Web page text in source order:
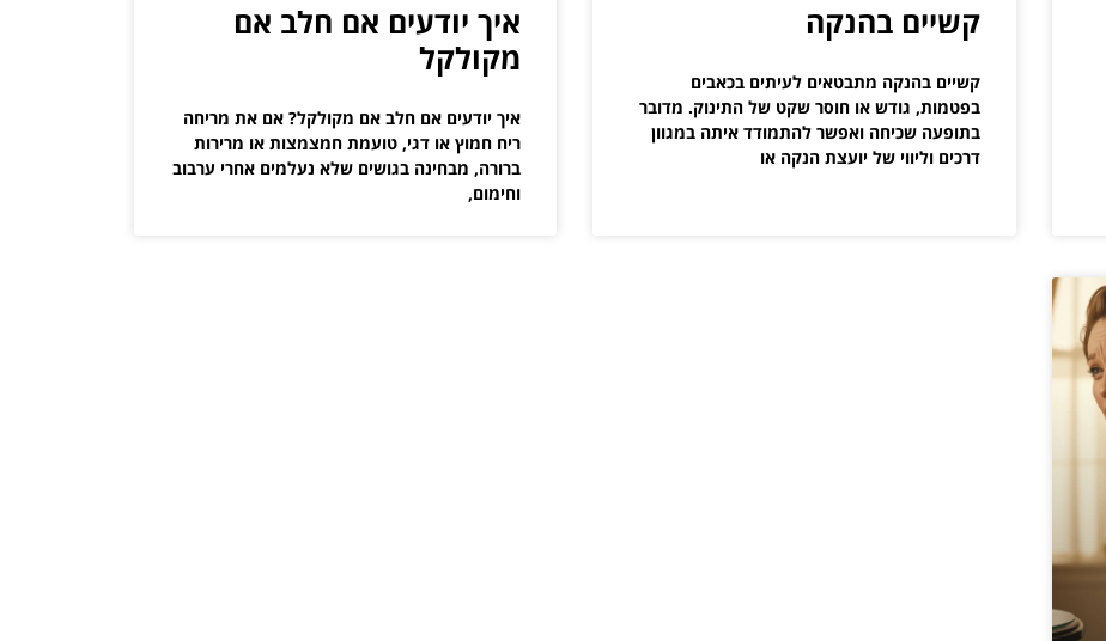
קשיים בהנקה
קשיים בהנקה מתבטאים לעיתים בכאבים
בפטמות, גודש או חוסר שקט של התינוק. מדובר
בתופעה שכיחה ואפשר להתמודד איתה במגוון
דרכים וליווי של יועצת הנקה או
איך יודעים אם חלב אם
מקולקל
איך יודעים אם חלב אם מקולקל? אם את מריחה
ריח חמוץ או דגי, טועמת חמצמצות או מרירות
ברורה, מבחינה בגושים שלא נעלמים אחרי ערבוב
וחימום,